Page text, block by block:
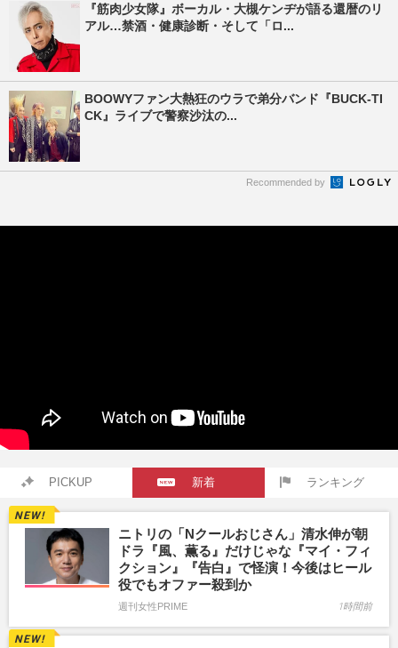
『筋肉少女隊』ボーカル・大槻ケンヂが語る還暦のリ
アル…禁酒・健康診断・そして「ロ...
BOOWYファン大熱狂のウラで弟分バンド『BUCK-TI
CK』ライブで警察沙汰の...
Recommended by
PICKUP 新着 ランキング
ニトリの「Nクールおじさん」清水伸が朝
ドラ『風、薫る』だけじゃな『マイ・フィ
クション』『告白』で怪演！今後はヒール
役でもオファー殺到か
週刊女性PRIME 1時間前